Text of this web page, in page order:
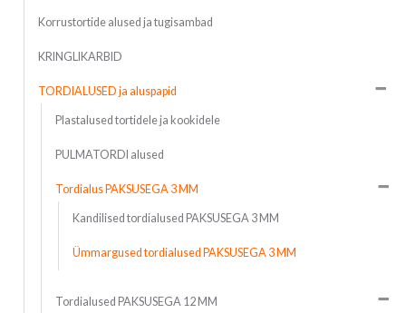
Korrustortide alused ja tugisambad
KRINGLIKARBID
TORDIALUSED ja aluspapid
Plastalused tortidele ja kookidele
PULMATORDI alused
Tordialus PAKSUSEGA 3 MM
Kandilised tordialused PAKSUSEGA 3 MM
Ümmargused tordialused PAKSUSEGA 3 MM
Tordialused PAKSUSEGA 12 MM